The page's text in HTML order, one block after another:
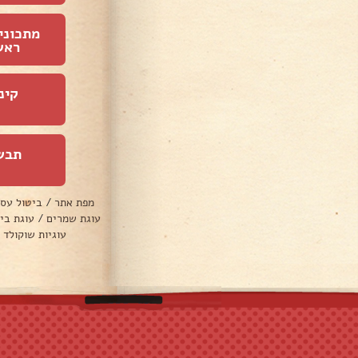
מפת אתר / ביטול
עוגת שמרים / עוגת
עוגיות